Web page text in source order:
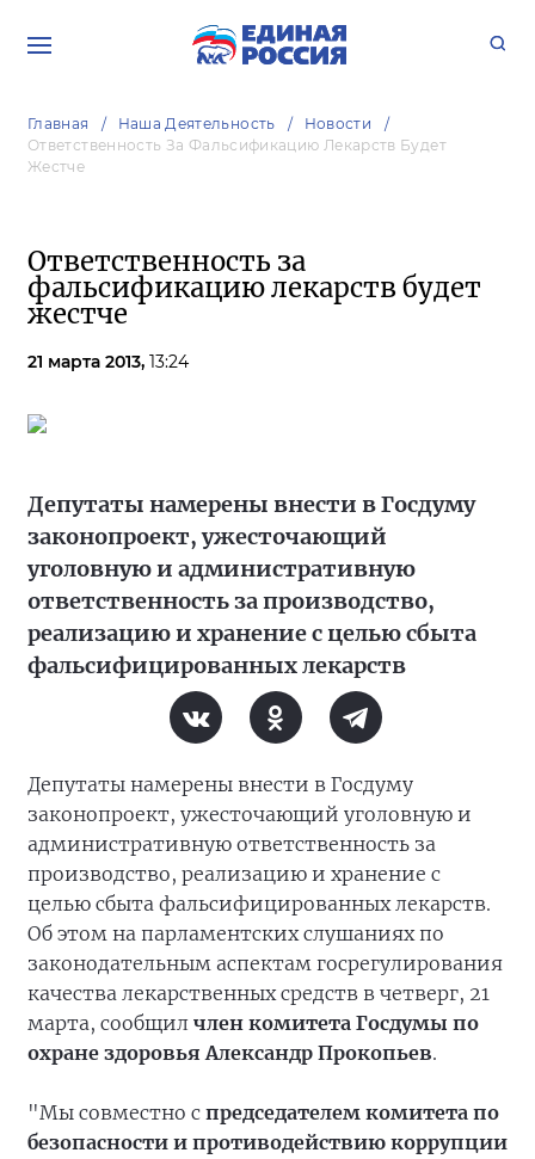
Главная Наша Деятельность
Новости
Ответственность За Фальсификацию Лекарств Будет
Жестче
Ответственность за
фальсификацию лекарств будет
жестче
21 марта 2013, 13:24
Депутаты намерены внести в Госдуму
законопроект, ужесточающий
уголовную и административную
ответственность за производство,
реализацию и хранение с целью сбыта
фальсифицированных лекарств
Депутаты намерены внести в Госдуму
законопроект, ужесточающий уголовную и
административную ответственность за
производство, реализацию и хранение с
целью сбыта фальсифицированных лекарств.
Об этом на парламентских слушаниях по
законодательным аспектам госрегулирования
качества лекарственных средств в четверг, 21
марта, сообщил член комитета Госдумы по
охране здоровья Александр Прокопьев.
"Мы совместно с председателем комитета по
безопасности и противодействию коррупции